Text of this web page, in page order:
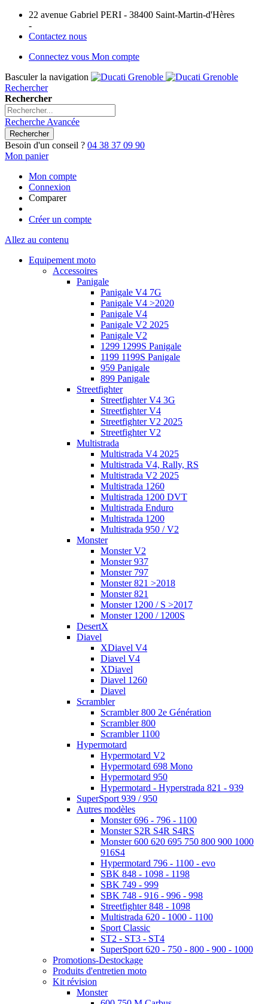
22 avenue Gabriel PERI - 38400 Saint-Martin-d'Hères
-
Contactez nous
Connectez vous Mon compte
Basculer la navigation
Rechercher
Rechercher
Recherche Avancée
Rechercher
Besoin d'un conseil ? 04 38 37 09 90
Mon panier
Mon compte
Connexion
Comparer
Créer un compte
Allez au contenu
Equipement moto
Accessoires
Panigale
Panigale V4 7G
Panigale V4 >2020
Panigale V4
Panigale V2 2025
Panigale V2
1299 1299S Panigale
1199 1199S Panigale
959 Panigale
899 Panigale
Streetfighter
Streetfighter V4 3G
Streetfighter V4
Streetfighter V2 2025
Streetfighter V2
Multistrada
Multistrada V4 2025
Multistrada V4, Rally, RS
Multistrada V2 2025
Multistrada 1260
Multistrada 1200 DVT
Multistrada Enduro
Multistrada 1200
Multistrada 950 / V2
Monster
Monster V2
Monster 937
Monster 797
Monster 821 >2018
Monster 821
Monster 1200 / S >2017
Monster 1200 / 1200S
DesertX
Diavel
XDiavel V4
Diavel V4
XDiavel
Diavel 1260
Diavel
Scrambler
Scrambler 800 2e Génération
Scrambler 800
Scrambler 1100
Hypermotard
Hypermotard V2
Hypermotard 698 Mono
Hypermotard 950
Hypermotard - Hyperstrada 821 - 939
SuperSport 939 / 950
Autres modèles
Monster 696 - 796 - 1100
Monster S2R S4R S4RS
Monster 600 620 695 750 800 900 1000
916S4
Hypermotard 796 - 1100 - evo
SBK 848 - 1098 - 1198
SBK 749 - 999
SBK 748 - 916 - 996 - 998
Streetfighter 848 - 1098
Multistrada 620 - 1000 - 1100
Sport Classic
ST2 - ST3 - ST4
SuperSport 620 - 750 - 800 - 900 - 1000
Promotions-Destockage
Produits d'entretien moto
Kit révision
Monster